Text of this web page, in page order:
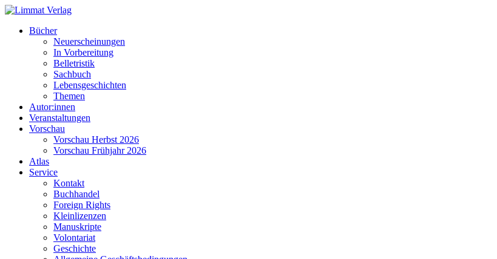
Bücher
Neuerscheinungen
In Vorbereitung
Belletristik
Sachbuch
Lebensgeschichten
Themen
Autor:innen
Veranstaltungen
Vorschau
Vorschau Herbst 2026
Vorschau Frühjahr 2026
Atlas
Service
Kontakt
Buchhandel
Foreign Rights
Kleinlizenzen
Manuskripte
Volontariat
Geschichte